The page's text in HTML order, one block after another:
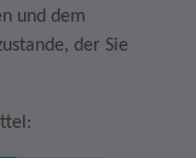
und dem
der Sie